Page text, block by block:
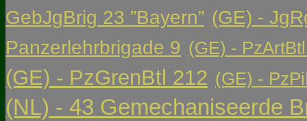
GebJgBrig 23 ”Bayern” (GE) -
Panzerlehrbrigade 9 (GE) -
(GE) - PzGrenBtl 212 (GE) -
(NL) - 43 Gemechaniseerde